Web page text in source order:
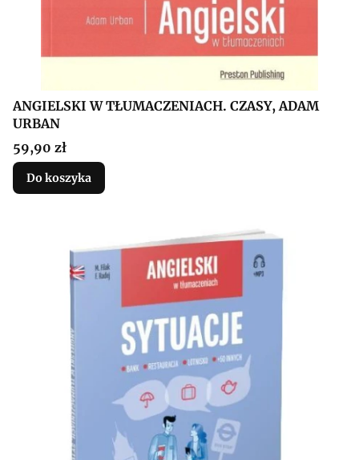
ANGIELSKI W TŁUMACZENIACH. CZASY, ADAM
URBAN
Cena
59,90 zł
Do koszyka